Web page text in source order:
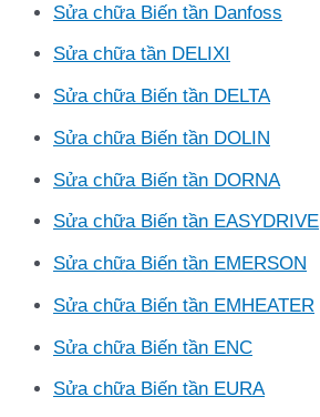
Sửa chữa Biến tần Danfoss
Sửa chữa tần DELIXI
Sửa chữa Biến tần DELTA
Sửa chữa Biến tần DOLIN
Sửa chữa Biến tần DORNA
Sửa chữa Biến tần EASYDRIVE
Sửa chữa Biến tần EMERSON
Sửa chữa Biến tần EMHEATER
Sửa chữa Biến tần ENC
Sửa chữa Biến tần EURA